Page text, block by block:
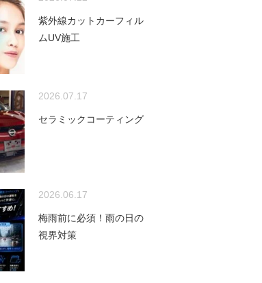
紫外線カットカーフィル
ムUV施工
2026.07.17
セラミックコーティング
2026.06.17
梅雨前に必須！雨の日の
視界対策